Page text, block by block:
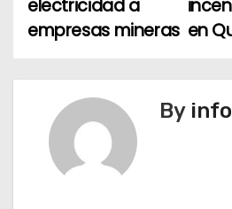
v
g
en
electricidad a
empresas mineras
By